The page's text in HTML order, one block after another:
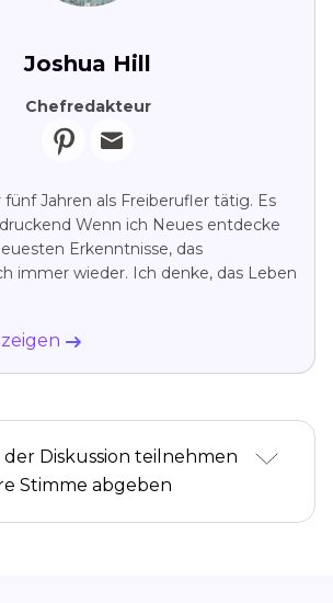
Joshua Hill
Chefredakteur
Jahren als Freiberufler tätig. Es
Wenn ich Neues entdecke
Erkenntnisse, das
immer wieder. Ich denke, das Leben
der Diskussion teilnehmen
Stimme abgeben